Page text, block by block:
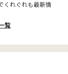
くれぐれも最新情
覧